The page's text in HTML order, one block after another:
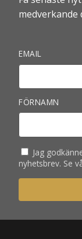
EMAIL
FÖRNAMN
Jag
nyhetsbrev. Se